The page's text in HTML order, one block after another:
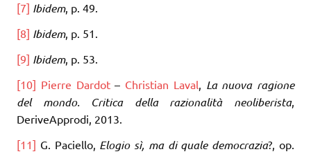
[7] Ibidem, p. 49.
[8] Ibidem, p. 51.
[9] Ibidem, p. 53.
[10] Pierre Dardot– Christian Laval, La nuova ragione
del mondo. Critica della razionalità neoliberista,
DeriveApprodi, 2013.
[11] G. Paciello, Elogio sì, ma di quale democrazia?, op.